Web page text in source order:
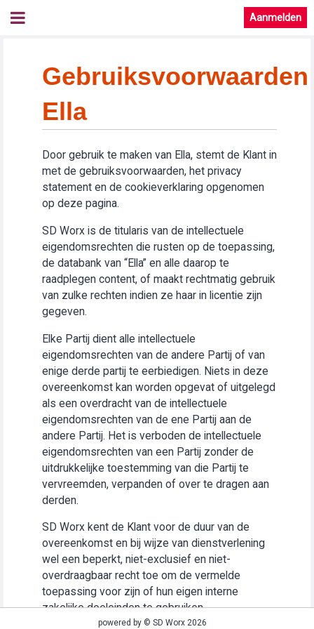
Aanmelden
Gebruiksvoorwaarden
Ella
Door gebruik te maken van Ella, stemt de Klant in
met de gebruiksvoorwaarden, het privacy
statement en de cookieverklaring opgenomen
op deze pagina.
SD Worx is de titularis van de intellectuele
eigendomsrechten die rusten op de toepassing,
de databank van “Ella” en alle daarop te
raadplegen content, of maakt rechtmatig gebruik
van zulke rechten indien ze haar in licentie zijn
gegeven.
Elke Partij dient alle intellectuele
eigendomsrechten van de andere Partij of van
enige derde partij te eerbiedigen. Niets in deze
overeenkomst kan worden opgevat of uitgelegd
als een overdracht van de intellectuele
eigendomsrechten van de ene Partij aan de
andere Partij. Het is verboden de intellectuele
eigendomsrechten van een Partij zonder de
uitdrukkelijke toestemming van die Partij te
vervreemden, verpanden of over te dragen aan
derden.
SD Worx kent de Klant voor de duur van de
overeenkomst en bij wijze van dienstverlening
wel een beperkt, niet-exclusief en niet-
overdraagbaar recht toe om de vermelde
toepassing voor zijn of hun eigen interne
zakelijke doeleinden te gebruiken
(“Gebruiksrecht”).powered by © SD Worx 2026